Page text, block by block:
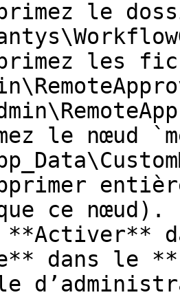
le nœud
ce nœud).
**Activer**
dans le